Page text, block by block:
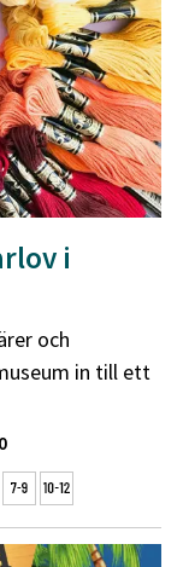
i
och
in till ett